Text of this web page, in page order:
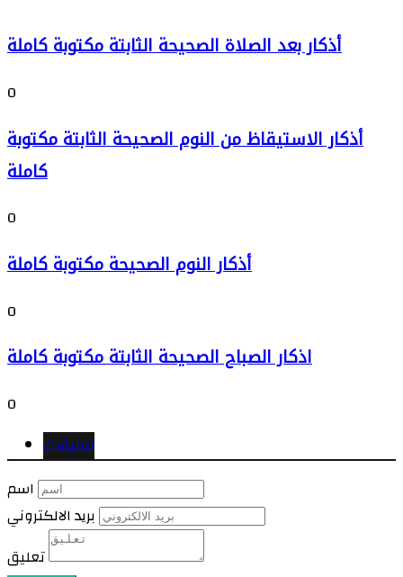
أذكار بعد الصلاة الصحيحة الثابتة مكتوبة كاملة
0
أذكار الاستيقاظ من النوم الصحيحة الثابتة مكتوبة
كاملة
0
أذكار النوم الصحيحة مكتوبة كاملة
0
اذكار الصباح الصحيحة الثابتة مكتوبة كاملة
0
تعليقات
اسم
بريد الالكتروني
تعليق